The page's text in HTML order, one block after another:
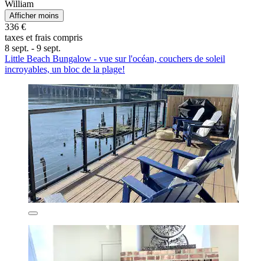
William
Afficher moins
336 €
taxes et frais compris
8 sept. - 9 sept.
Little Beach Bungalow - vue sur l'océan, couchers de soleil
incroyables, un bloc de la plage!